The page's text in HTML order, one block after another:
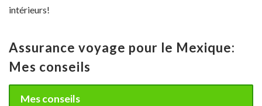
intérieurs!
Assurance voyage pour le Mexique:
Mes conseils
Mes conseils